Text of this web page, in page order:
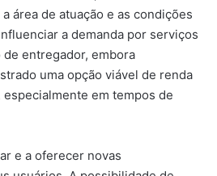
área de atuação e as condições
a demanda por serviços
entregador, embora
uma opção viável de renda
em tempos de
e a oferecer novas